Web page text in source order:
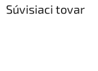
Súvisiaci tovar